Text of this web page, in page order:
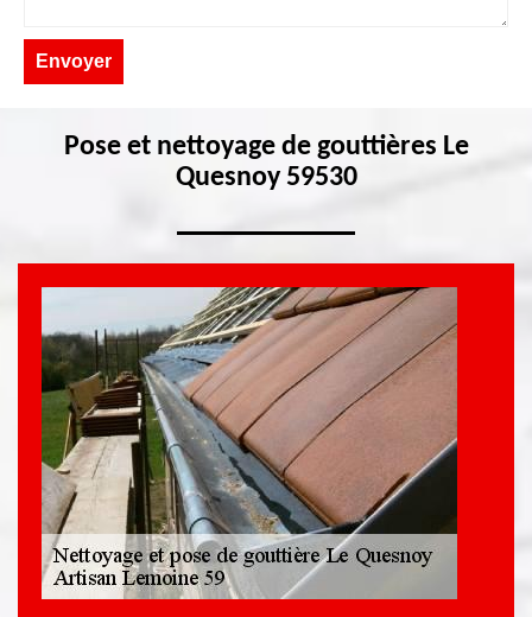
Pose et nettoyage de gouttières Le
Quesnoy 59530